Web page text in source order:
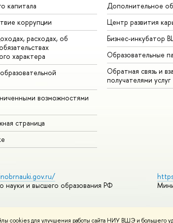
cookies для улучшения работы сайта НИУ ВШЭ и большего
капитала
коррупции
расходах, об
характера
возможностями
страница
Дополнительное
Центр развития
Бизнес-инкубатор
Образовательные
Обратная связь и
получателями услуг
науки и высшего образования РФ